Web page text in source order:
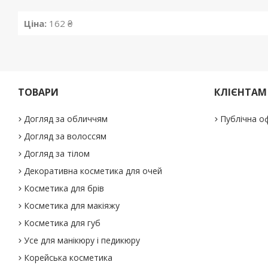
Ціна: 162 ₴
ТОВАРИ
Догляд за обличчям
Догляд за волоссям
Догляд за тілом
Декоративна косметика для очей
Косметика для брів
Косметика для макіяжу
Косметика для губ
Усе для манікюру і педикюру
Корейська косметика
КЛІЄНТАМ
Публічна